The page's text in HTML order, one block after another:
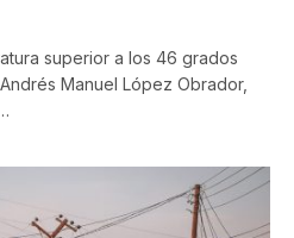
superior a los 46 grados
Manuel López Obrador,